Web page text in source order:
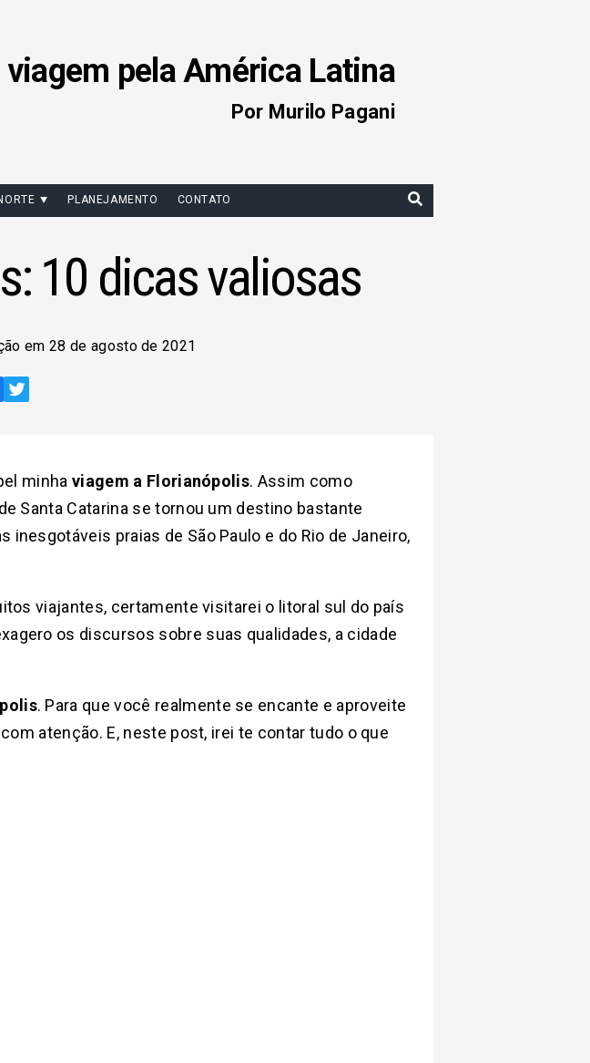
pela América Latina
Por Murilo Pagani
PLANEJAMENTO CONTATO
10 dicas valiosas
em 28 de agosto de 2021
minhaviagem a Florianópolis. Assim como
Santa Catarina se tornou um destino bastante
inesgotáveis praias de São Paulo e do Rio de Janeiro,
viajantes, certamente visitarei o litoral sul do país
os discursos sobre suas qualidades, a cidade
. Para que você realmente se encante e aproveite
atenção. E, neste post, irei te contar tudo o que